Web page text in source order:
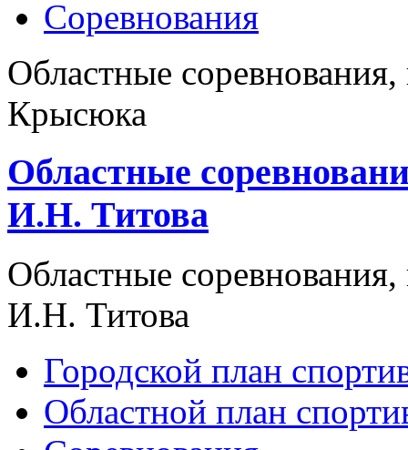
Соревнования
Областные
Крысюка
Областные
И.Н. Титова
Областные
И.Н. Титова
Городской план
Областной план